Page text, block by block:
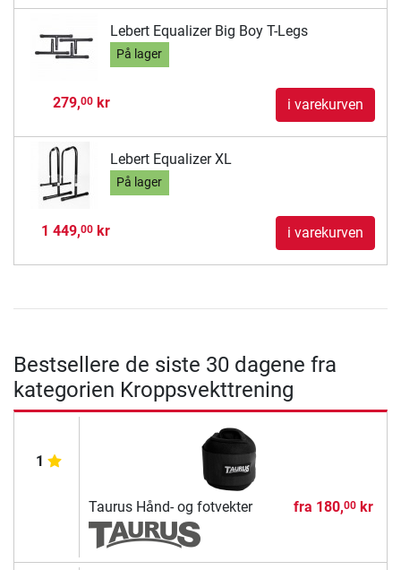
Lebert Equalizer Big Boy T-Legs
På lager
279,00kr i varekurven
Lebert Equalizer XL
På lager
1 449,00kr i varekurven
Bestsellere de siste 30 dagene fra
kategorien Kroppsvekttrening
1
Taurus Hånd- og fotvekter fra 180,00kr